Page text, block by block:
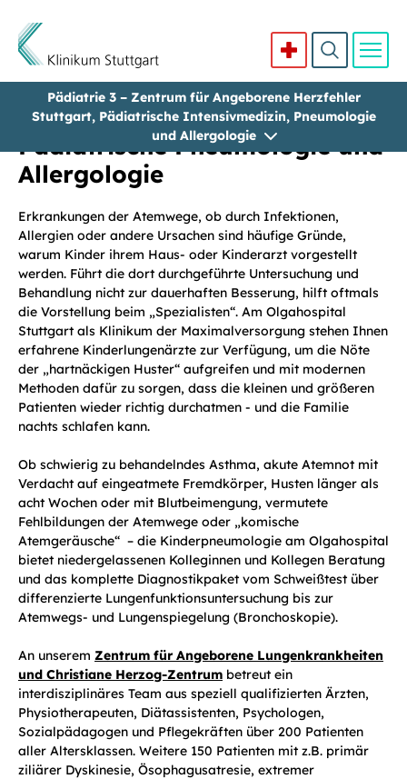
Direkt zum Inhalt
Pädiatrie 3 – Zentrum für Angeborene Herzfehler
Stuttgart, Pädiatrische Intensivmedizin, Pneumologie
und Allergologie
Pädiatrische Pneumologie und
Allergologie
Erkrankungen der Atemwege, ob durch Infektionen,
Allergien oder andere Ursachen sind häufige Gründe,
warum Kinder ihrem Haus- oder Kinderarzt vorgestellt
werden. Führt die dort durchgeführte Untersuchung und
Behandlung nicht zur dauerhaften Besserung, hilft oftmals
die Vorstellung beim „Spezialisten“. Am Olgahospital
Stuttgart als Klinikum der Maximalversorgung stehen Ihnen
erfahrene Kinderlungenärzte zur Verfügung, um die Nöte
der „hartnäckigen Huster“ aufgreifen und mit modernen
Methoden dafür zu sorgen, dass die kleinen und größeren
Patienten wieder richtig durchatmen - und die Familie
nachts schlafen kann.
Ob schwierig zu behandelndes Asthma, akute Atemnot mit
Verdacht auf eingeatmete Fremdkörper, Husten länger als
acht Wochen oder mit Blutbeimengung, vermutete
Fehlbildungen der Atemwege oder „komische
Atemgeräusche“ – die Kinderpneumologie am Olgahospital
bietet niedergelassenen Kolleginnen und Kollegen Beratung
und das komplette Diagnostikpaket vom Schweißtest über
differenzierte Lungenfunktionsuntersuchung bis zur
Atemwegs- und Lungenspiegelung (Bronchoskopie).
An unserem Zentrum für Angeborene Lungenkrankheiten
und Christiane Herzog-Zentrum betreut ein
interdisziplinäres Team aus speziell qualifizierten Ärzten,
Physiotherapeuten, Diätassistenten, Psychologen,
Sozialpädagogen und Pflegekräften über 200 Patienten
aller Altersklassen. Weitere 150 Patienten mit z.B. primär
ziliärer Dyskinesie, Ösophagusatresie, extremer